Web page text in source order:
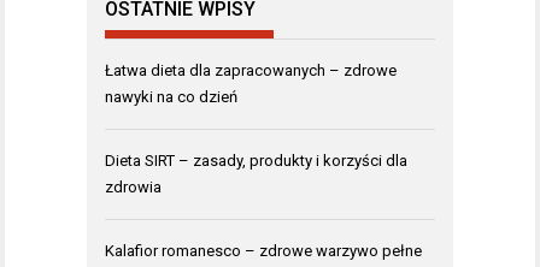
OSTATNIE WPISY
Łatwa dieta dla zapracowanych – zdrowe
nawyki na co dzień
Dieta SIRT – zasady, produkty i korzyści dla
zdrowia
Kalafior romanesco – zdrowe warzywo pełne